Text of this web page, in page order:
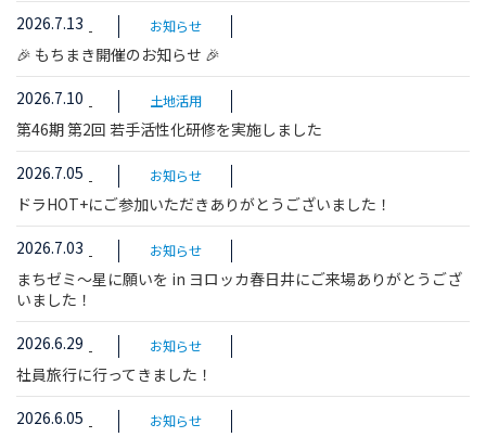
2026.7.13
お知らせ
🎉 もちまき開催のお知らせ 🎉
2026.7.10
土地活用
第46期 第2回 若手活性化研修を実施しました
2026.7.05
お知らせ
ドラHOT+にご参加いただきありがとうございました！
2026.7.03
お知らせ
まちゼミ～星に願いを in ヨロッカ春日井にご来場ありがとうござ
いました！
2026.6.29
お知らせ
社員旅行に行ってきました！
2026.6.05
お知らせ